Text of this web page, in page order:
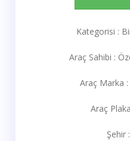
Kategorisi :
Araç Sahibi :
Araç Marka
Araç
Şehir